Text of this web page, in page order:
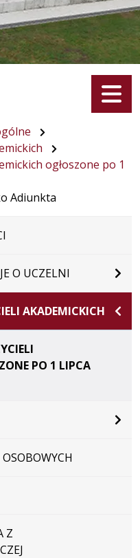
Menu
ogłoszone po 1
Adiunkta
O UCZELNI
AKADEMICKICH
PO 1 LIPCA
Z